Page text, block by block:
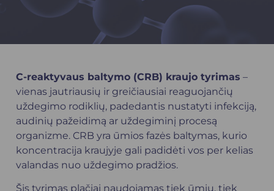
C-reaktyvaus baltymo (CRB) kraujo tyrimas –
vienas jautriausių ir greičiausiai reaguojančių
uždegimo rodiklių, padedantis nustatyti infekciją,
audinių pažeidimą ar uždegiminį procesą
organizme. CRB yra ūmios fazės baltymas, kurio
koncentracija kraujyje gali padidėti vos per kelias
valandas nuo uždegimo pradžios.
Šis tyrimas plačiai naudojamas tiek ūmių, tiek